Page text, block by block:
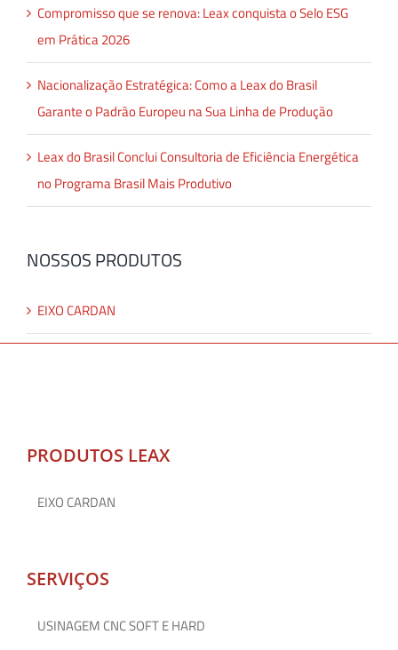
Compromisso que se renova: Leax conquista o Selo ESG
em Prática 2026
Nacionalização Estratégica: Como a Leax do Brasil
Garante o Padrão Europeu na Sua Linha de Produção
Leax do Brasil Conclui Consultoria de Eficiência Energética
no Programa Brasil Mais Produtivo
NOSSOS PRODUTOS
EIXO CARDAN
PRODUTOS LEAX
EIXO CARDAN
SERVIÇOS
USINAGEM CNC SOFT E HARD